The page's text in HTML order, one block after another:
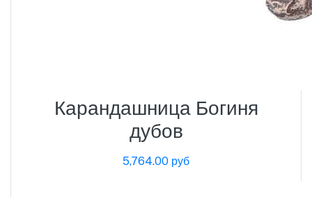
Карандашница Богиня
дубов
5,764.00 руб